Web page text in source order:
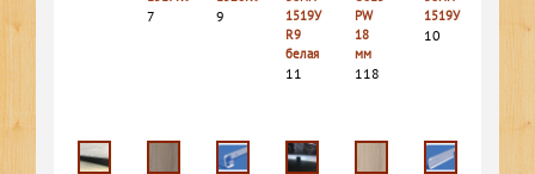
7 9
1519У
R9
белая
11
PW
18
мм
118
1519У
10